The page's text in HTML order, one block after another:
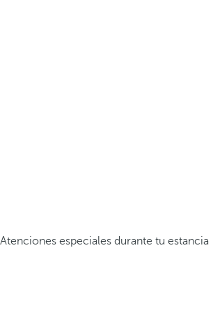
Atenciones especiales durante tu estancia